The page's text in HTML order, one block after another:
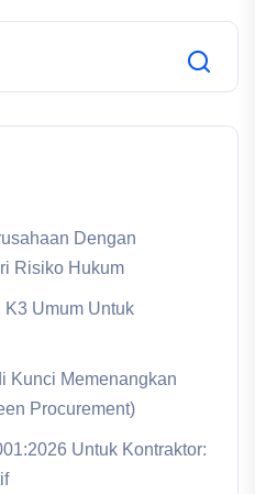
Dengan
Risiko Hukum
Umum Untuk
Kunci Memenangkan
Procurement)
Untuk Kontraktor: